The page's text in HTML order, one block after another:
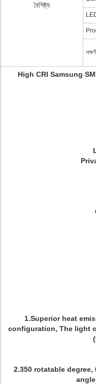
বৈশিষ্ট্য
High CRI Samsung
1.Superior heat
configuration, The light
2.350 rotatable